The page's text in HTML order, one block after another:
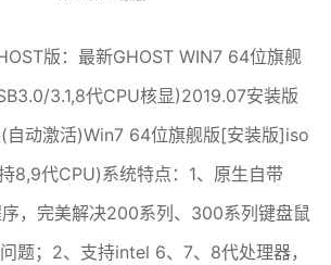
版：最新GHOST WIN7 64位旗舰
3.1,8代CPU核显)2019.07安装版
自动激活)Win7 64位旗舰版[安装版]iso
8,9代CPU)系统特点：1、原生自带
，完美解决200系列、300系列键盘鼠
题；2、支持intel 6、7、8代处理器，